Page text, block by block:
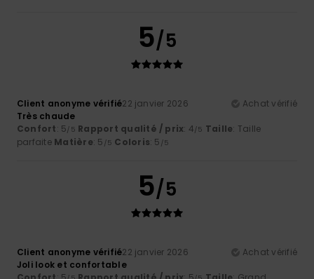
5/5
Client anonyme vérifié22 janvier 2026
Achat vérifié
Très chaude
Confort: 5/5 Rapport qualité / prix: 4/5 Taille: Taille
parfaite Matière: 5 /5 Coloris: 5 /5
5/5
Client anonyme vérifié22 janvier 2026
Achat vérifié
Joli look et confortable